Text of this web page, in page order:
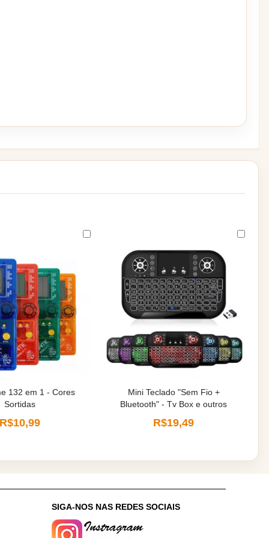
132 em 1 - Cores
Sortidas
Mini Teclado "Sem Fio +
Bluetooth" - Tv Box e outros
R$19,49
SIGA-NOS NAS REDES SOCIAIS